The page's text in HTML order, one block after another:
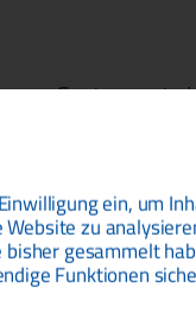
System
den
ggf. zu
als auch
und kann sehr
ein, um
zu
gesammelt
Funktionen